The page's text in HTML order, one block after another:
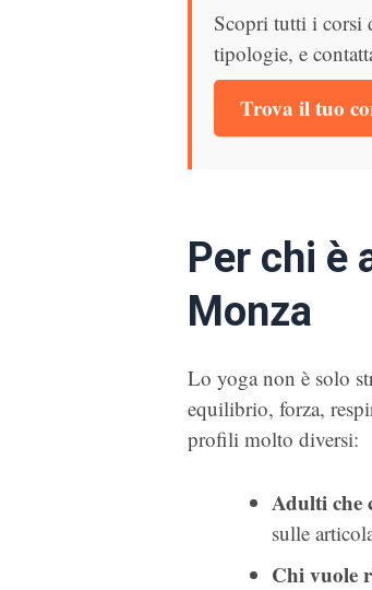
Scopri tutti i corsi
tipologie, e
Trova il tuo
Per chi è
Monza
Lo yoga non è solo
equilibrio, forza,
profili molto diversi:
Adulti che
sulle
Chi vuole